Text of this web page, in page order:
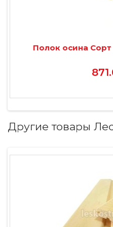
Полок осина
Другие товары